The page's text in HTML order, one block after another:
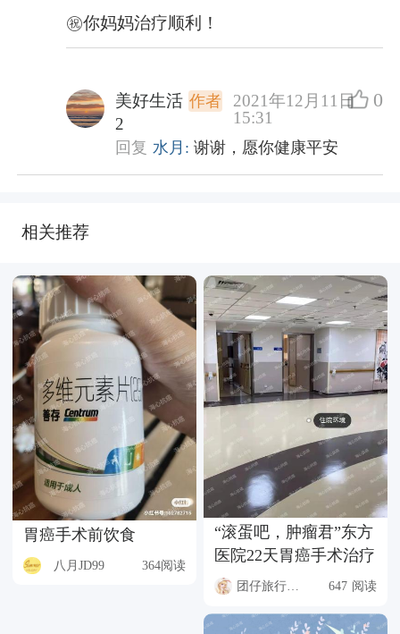
㊗️你妈妈治疗顺利！
美好生活
2
作者
2021年12月11日
15:31
0
回复 水月: 谢谢，愿你健康平安
相关推荐
胃癌手术前饮食
八月JD99 364阅读
“滚蛋吧，肿瘤君”东方
医院22天胃癌手术治疗
团仔旅行日记 647 阅读